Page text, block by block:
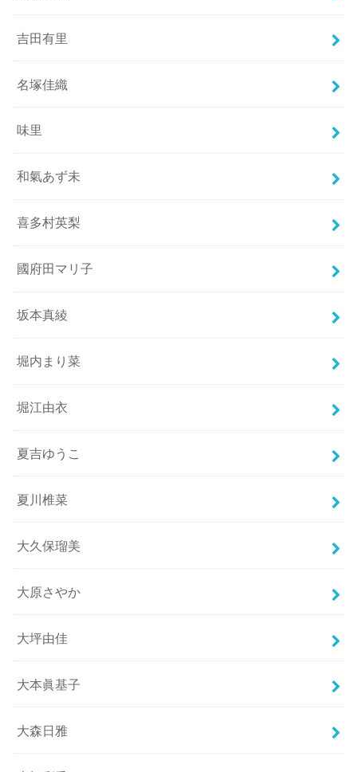
吉田有里
名塚佳織
味里
和氣あず未
喜多村英梨
國府田マリ子
坂本真綾
堀内まり菜
堀江由衣
夏吉ゆうこ
夏川椎菜
大久保瑠美
大原さやか
大坪由佳
大本眞基子
大森日雅